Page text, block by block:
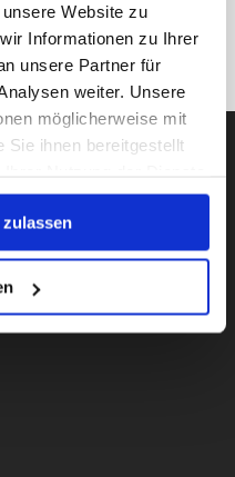
Website zu
Informationen zu Ihrer
unsere Partner für
weiter. Unsere
möglicherweise mit
Sie ihnen bereitgestellt
siehier.